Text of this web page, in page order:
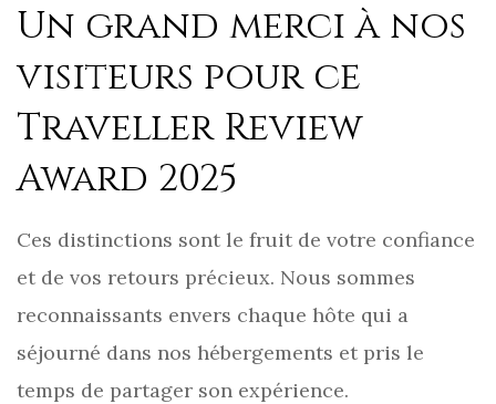
Un grand merci à nos
visiteurs pour ce
Traveller Review
Award 2025
Ces distinctions sont le fruit de votre confiance
et de vos retours précieux. Nous sommes
reconnaissants envers chaque hôte qui a
séjourné dans nos hébergements et pris le
temps de partager son expérience.